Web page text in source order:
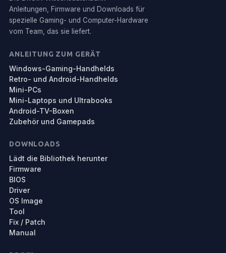
Anleitungen, Firmware und Downloads für
spezielle Gaming- und Computer-Hardware
vom Team, das sie liefert.
ANLEITUNG ZUM GERÄT
Windows-Gaming-Handhelds
Retro- und Android-Handhelds
Mini-PCs
Mini-Laptops und Ultrabooks
Android-TV-Boxen
Zubehör und Gamepads
DOWNLOADS
Lädt die Bibliothek herunter
Firmware
BIOS
Driver
OS Image
Tool
Fix / Patch
Manual